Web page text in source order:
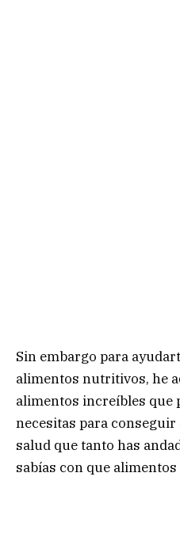
Sin embargo para
alimentos nutritivos, he
alimentos increíbles que
necesitas para
salud que tanto has
sabías con que